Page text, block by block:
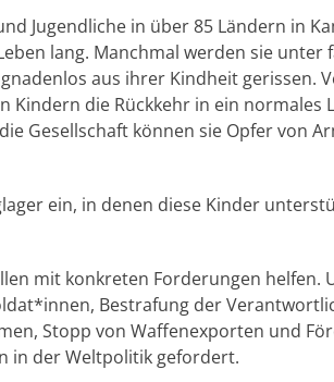
Jugendliche in über 85 Ländern in
lang. Manchmal werden sie unter
aus ihrer Kindheit gerissen.
die Rückkehr in ein normales
Gesellschaft können sie Opfer von
ein, in denen diese Kinder
mit konkreten Forderungen helfen.
Bestrafung der
Stopp von Waffenexporten und
in der Weltpolitik gefordert.